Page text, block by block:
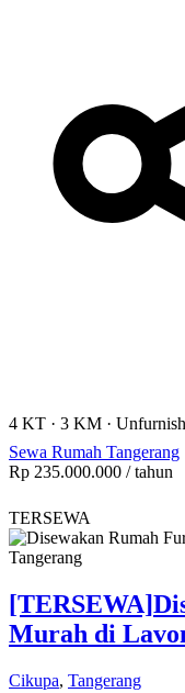
4 KT · 3 KM ·
Sewa Rumah Tangerang
Rp 235.000.000 / tahun
TERSEWA
[TERSEWA]
Murah di
Cikupa, Tangerang